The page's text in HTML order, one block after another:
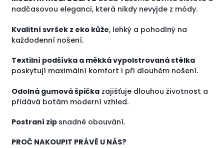
nadčasovou eleganci, která nikdy nevyjde z módy.
Kvalitní svršek z eko kůže, lehký a pohodlný na
každodenní nošení.
Textilní podšívka a měkká vypolstrovaná stélka
poskytují maximální komfort i při dlouhém nošení.
Odolná gumová špička zajišťuje dlouhou životnost a
přidává botám moderní vzhled.
Postraní zip snadné obouvání.
PROČ NAKOUPIT PRÁVĚ U NÁS?